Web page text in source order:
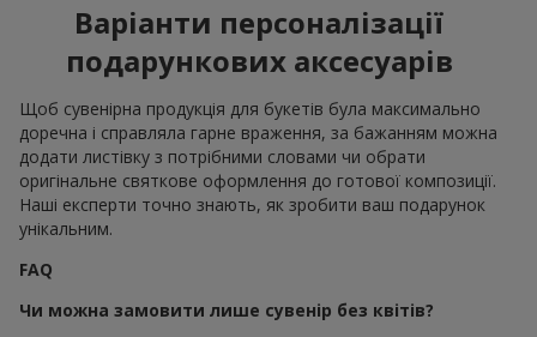
Варіанти персоналізації
подарункових аксесуарів
Щоб сувенірна продукція для букетів була максимально
доречна і справляла гарне враження, за бажанням можна
додати листівку з потрібними словами чи обрати
оригінальне святкове оформлення до готової композиції.
Наші експерти точно знають, як зробити ваш подарунок
унікальним.
FAQ
Чи можна замовити лише сувенір без квітів?